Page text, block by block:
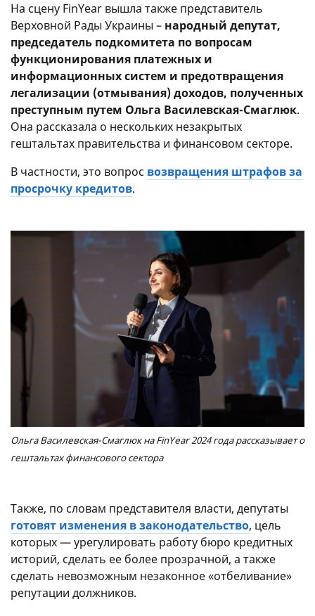
На сцену FinYear вышла также представитель
Верховной Рады Украины – народный депутат,
председатель подкомитета по вопросам
функционирования платежных и
информационных систем и предотвращения
легализации (отмывания) доходов, полученных
преступным путем Ольга Василевская-Смаглюк.
Она рассказала о нескольких незакрытых
гештальтах правительства и финансовом секторе.
В частности, это вопрос возвращения штрафов за
просрочку кредитов.
Ольга Василевская-Смаглюк на FinYear 2024 года рассказывает о
гештальтах финансового сектора
Также, по словам представителя власти, депутаты
готовят изменения в законодательство, цель
которых — урегулировать работу бюро кредитных
историй, сделать ее более прозрачной, а также
сделать невозможным незаконное «отбеливание»
репутации должников.